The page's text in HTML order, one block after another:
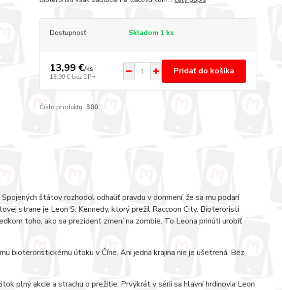
Dostupnosť Skladom 1 ks
13,99 €/ks
13,99 € bez DPH
Pridať do košíka
Číslo produktu: 300
štátov rozhodol odhaliť pravdu v domnení, že sa mu podarí
strane je Leon S. Kennedy, ktorý prežil Raccoon City. Bioteroristi
toho, ako sa prezident zmení na zombie. To Leona prinúti urobiť
bioteroristickému útoku v Číne. Ani jedna krajina nie je ušetrená. Bez
plný akcie a strachu o prežitie. Prvýkrát v sérii sa hlavní hrdinovia Leon